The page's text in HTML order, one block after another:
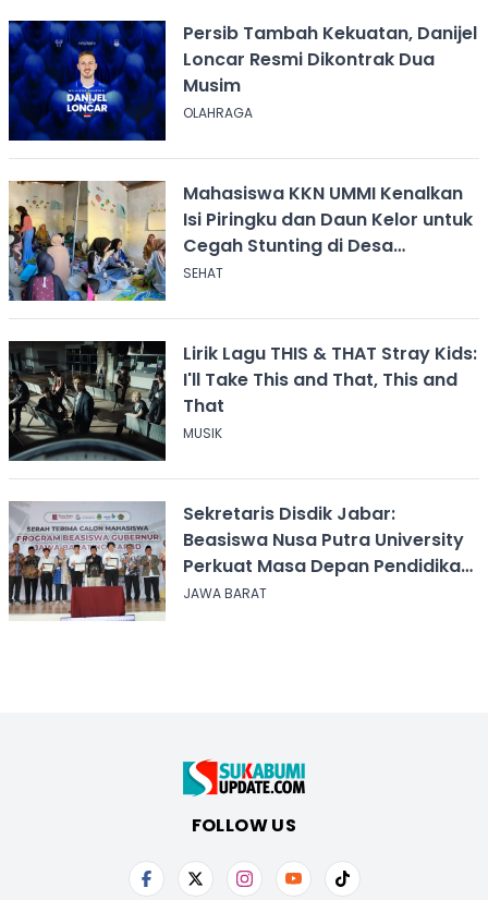
Persib Tambah Kekuatan, Danijel
Loncar Resmi Dikontrak Dua
Musim
OLAHRAGA
Mahasiswa KKN UMMI Kenalkan
Isi Piringku dan Daun Kelor untuk
Cegah Stunting di Desa
Calingcing
SEHAT
Lirik Lagu THIS & THAT Stray Kids:
I'll Take This and That, This and
That
MUSIK
Sekretaris Disdik Jabar:
Beasiswa Nusa Putra University
Perkuat Masa Depan Pendidikan
Jawa Barat
JAWA BARAT
FOLLOW US